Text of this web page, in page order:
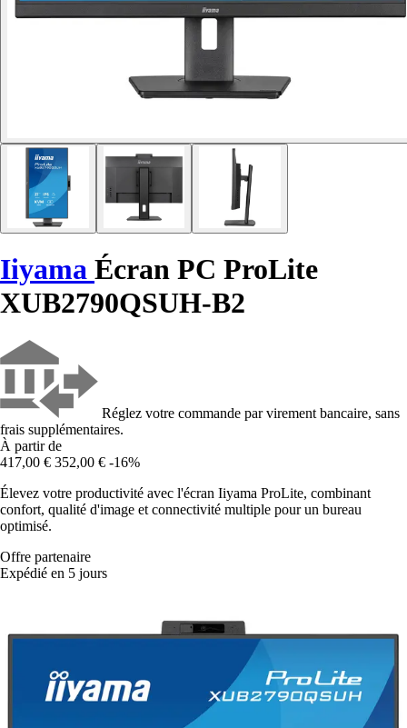
Iiyama Écran PC ProLite
XUB2790QSUH-B2
Réglez votre commande par virement bancaire, sans
frais supplémentaires.
À partir de
417,00 € 352,00 € -16%
Élevez votre productivité avec l'écran Iiyama ProLite, combinant
confort, qualité d'image et connectivité multiple pour un bureau
optimisé.
Offre partenaire
Expédié en 5 jours